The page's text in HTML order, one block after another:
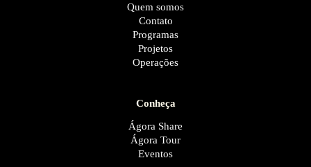
Quem somos
Contato
Programas
Projetos
Operações
Conheça
Ágora Share
Ágora Tour
Eventos